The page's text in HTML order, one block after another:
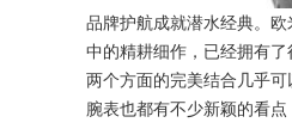
品牌护航成就潜水经典。
中的精耕细作，已经拥有
两个方面的完美结合几乎
腕表也都有不少新颖的看点